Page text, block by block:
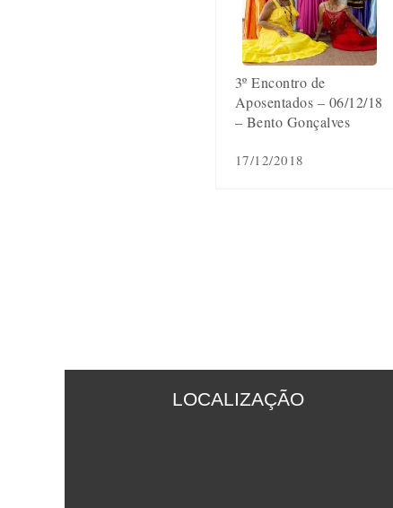
3º Encontro de
Aposentados – 06/12/18
– Bento Gonçalves
17/12/2018
LOCALIZAÇÃO